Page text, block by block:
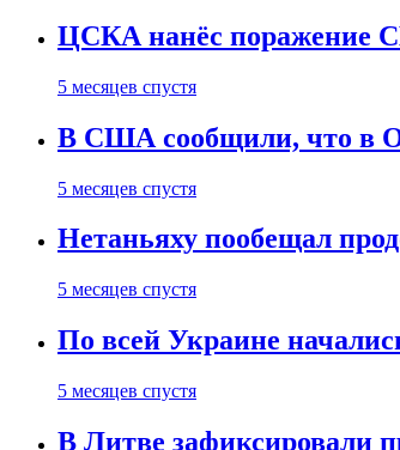
ЦСКА нанёс поражение
5 месяцев спустя
В США сообщили, что в
5 месяцев спустя
Нетаньяху пообещал
5 месяцев спустя
По всей Украине
5 месяцев спустя
В Литве зафиксировали